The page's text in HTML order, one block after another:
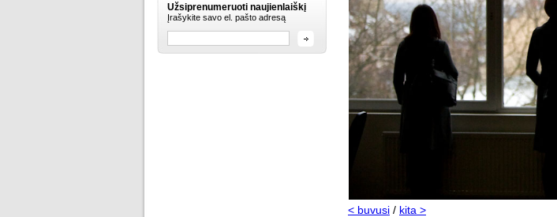
Užsiprenumeruoti naujienlaiškį
Įrašykite savo el. pašto adresą
< buvusi / kita >